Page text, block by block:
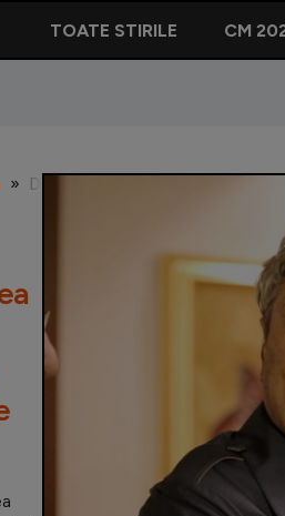
TOATE STIRILE CM
De ce nu a venit Mircea Lucescu